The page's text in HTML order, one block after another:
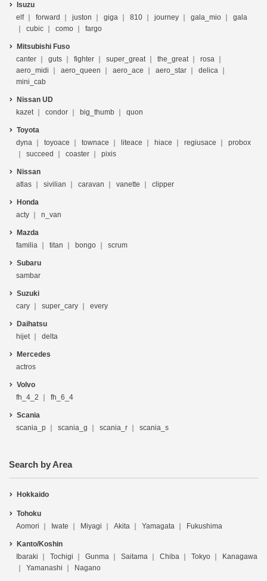
Isuzu
elf
forward juston giga 810 journey gala_mio
gala
cubic
como fargo
Mitsubishi Fuso
canter
guts fighter super_great the_great
rosa
aero_midi
aero_queen aero_ace aero_star
delica
mini_cab
Nissan UD
kazet
condor big_thumb quon
Toyota
dyna
toyoace townace liteace hiace regiusace
probox
succeed
coaster pixis
Nissan
atlas
sivilian caravan vanette clipper
Honda
acty
n_van
Mazda
familia
titan bongo scrum
Subaru
sambar
Suzuki
cary
super_cary every
Daihatsu
hijet
delta
Mercedes
actros
Volvo
fh_4_2
fh_6_4
Scania
scania_p
scania_g scania_r scania_s
Search by Area
Hokkaido
Tohoku
Aomori
Iwate Miyagi Akita Yamagata Fukushima
Kanto/Koshin
Ibaraki
Tochigi Gunma Saitama Chiba Tokyo
Kanagawa
Yamanashi
Nagano